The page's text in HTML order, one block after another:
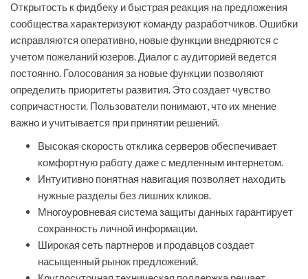
Открытость к фидбеку и быстрая реакция на предложения
сообщества характеризуют команду разработчиков. Ошибки
исправляются оперативно, новые функции внедряются с
учетом пожеланий юзеров. Диалог с аудиторией ведется
постоянно. Голосования за новые функции позволяют
определить приоритеты развития. Это создает чувство
сопричастности. Пользователи понимают, что их мнение
важно и учитывается при принятии решений.
Высокая скорость отклика серверов обеспечивает
комфортную работу даже с медленным интернетом.
Интуитивно понятная навигация позволяет находить
нужные разделы без лишних кликов.
Многоуровневая система защиты данных гарантирует
сохранность личной информации.
Широкая сеть партнеров и продавцов создает
насыщенный рынок предложений.